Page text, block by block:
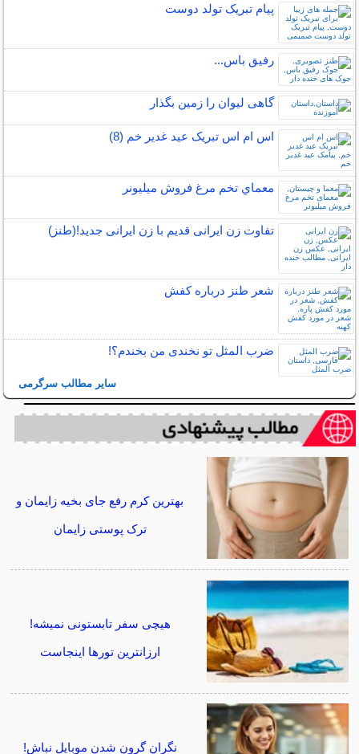
پیام تبریک تولد دوست
رفیق باس...
گاهی ليوان را زمين بگذار
اس ام اس تبریک عید غدیر خم (8)
معماي تخم مرغ فروش ميليونر
تفاوت زن ایرانی قدیم با زن ایرانی جدید!(طنز)
شعر طنز درباره کفش
ضرب المثل تو نخندی من بخندم؟!
سایر مطالب سرگرمی
بهترین کرم رفع جای بخیه زایمان و
ترک پوستی زایمان
هیچی سفر تابستونی نمیشه!
ارزانترین تورها اینجاست
نگران گرون شدن موبایل نباش!